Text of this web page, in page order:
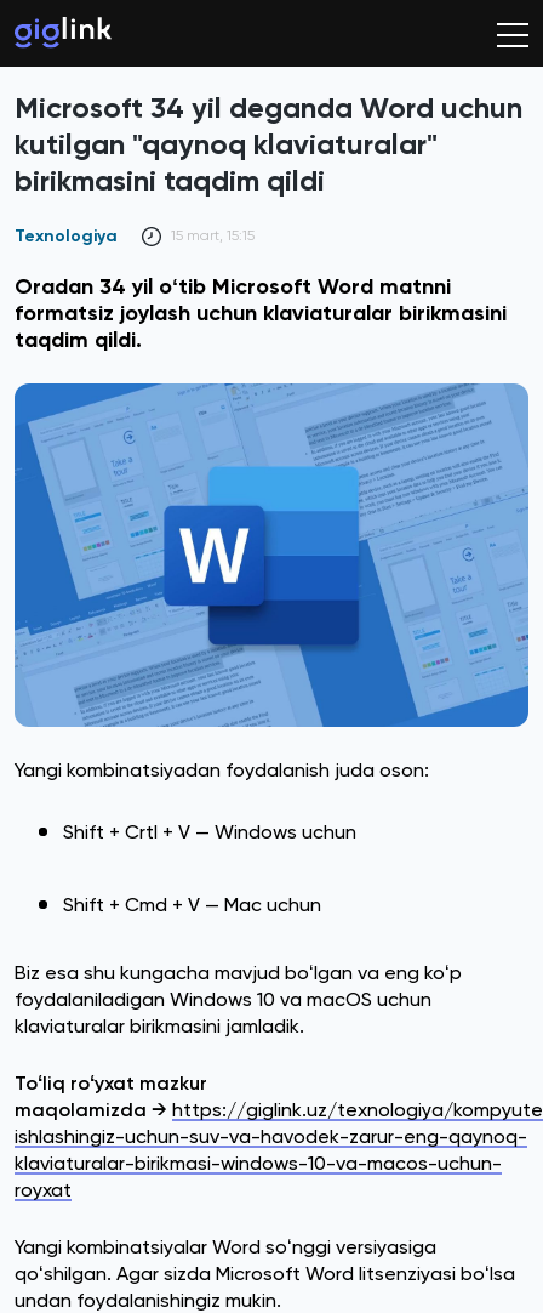
Microsoft 34 yil deganda Word uchun
kutilgan "qaynoq klaviaturalar"
birikmasini taqdim qildi
Texnologiya 15 mart, 15:15
Oradan 34 yil oʻtib Microsoft Word matnni
formatsiz joylash uchun klaviaturalar birikmasini
taqdim qildi.
Yangi kombinatsiyadan foydalanish juda oson:
Shift + Crtl + V — Windows uchun
Shift + Cmd + V — Mac uchun
Biz esa shu kungacha mavjud boʻlgan va eng koʻp
foydalaniladigan Windows 10 va macOS uchun
klaviaturalar birikmasini jamladik.
Toʻliq roʻyxat mazkur
maqolamizda → https://giglink.uz/texnologiya/
ishlashingiz-uchun-suv-va-havodek-zarur-eng-qaynoq-
klaviaturalar-birikmasi-windows-10-va-macos-uchun-
royxat
Yangi kombinatsiyalar Word soʻnggi versiyasiga
qoʻshilgan. Agar sizda Microsoft Word litsenziyasi boʻlsa
undan foydalanishingiz mukin.